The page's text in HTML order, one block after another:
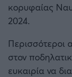
Τσέλσι
Άρσεναλ
κορυφαίας
2024.
Περισσότεροι
στον
ευκαιρία να